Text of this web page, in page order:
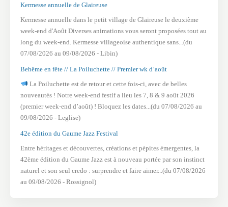
Kermesse annuelle de Glaireuse
Kermesse annuelle dans le petit village de Glaireuse le deuxième
week-end d'Août Diverses animations vous seront proposées tout au
long du week-end. Kermesse villageoise authentique sans...(du
07/08/2026 au 09/08/2026 - Libin)
Behême en fête // La Poiluchette // Premier wk d’août
La Poiluchette est de retour et cette fois-ci, avec de belles
nouveautés ! Notre week-end festif a lieu les 7, 8 & 9 août 2026
(premier week-end d’août) ! Bloquez les dates...(du 07/08/2026 au
09/08/2026 - Leglise)
42e édition du Gaume Jazz Festival
Entre héritages et découvertes, créations et pépites émergentes, la
42ème édition du Gaume Jazz est à nouveau portée par son instinct
naturel et son seul credo : surprendre et faire aimer...(du 07/08/2026
au 09/08/2026 - Rossignol)